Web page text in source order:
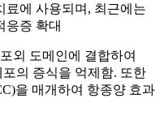
료에 사용되며, 최근에는
응증 확대
외 도메인에 결합하여
의 증식을 억제함. 또한
을 매개하여 항종양 효과